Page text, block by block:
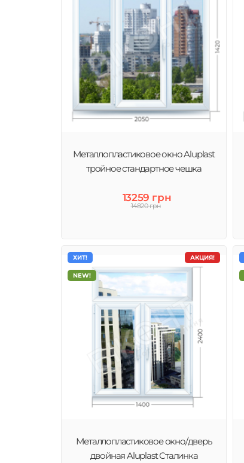
Металлопластиковое окно Aluplast
тройное стандартное чешка
13259 грн
14820 грн
АКЦИЯ!
ХИТ!
NEW!
Металлопластиковое окно/дверь
двойная Aluplast Сталинка